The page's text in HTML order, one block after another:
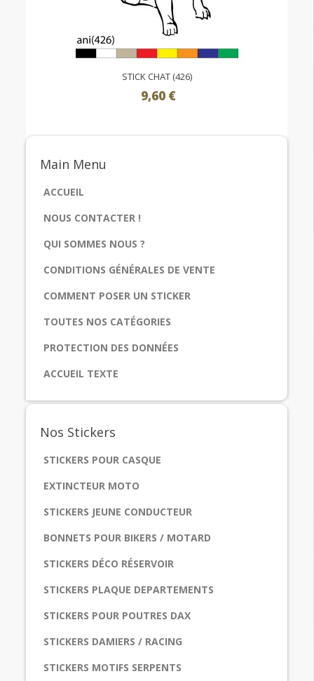
STICK CHAT (426)
9,60 €
Main Menu
ACCUEIL
NOUS CONTACTER !
QUI SOMMES NOUS ?
CONDITIONS GÉNÉRALES DE VENTE
COMMENT POSER UN STICKER
TOUTES NOS CATÉGORIES
PROTECTION DES DONNÉES
ACCUEIL TEXTE
Nos Stickers
STICKERS POUR CASQUE
EXTINCTEUR MOTO
STICKERS JEUNE CONDUCTEUR
BONNETS POUR BIKERS / MOTARD
STICKERS DÉCO RÉSERVOIR
STICKERS PLAQUE DEPARTEMENTS
STICKERS POUR POUTRES DAX
STICKERS DAMIERS / RACING
STICKERS MOTIFS SERPENTS